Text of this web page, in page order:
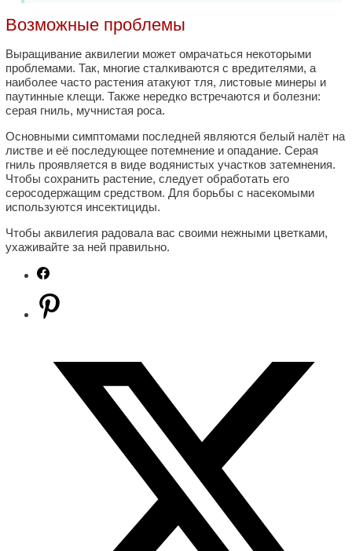
Возможные проблемы
Выращивание аквилегии может омрачаться некоторыми
проблемами. Так, многие сталкиваются с вредителями, а
наиболее часто растения атакуют тля, листовые минеры и
паутинные клещи. Также нередко встречаются и болезни:
серая гниль, мучнистая роса.
Основными симптомами последней являются белый налёт на
листве и её последующее потемнение и опадание. Серая
гниль проявляется в виде водянистых участков затемнения.
Чтобы сохранить растение, следует обработать его
серосодержащим средством. Для борьбы с насекомыми
используются инсектициды.
Чтобы аквилегия радовала вас своими нежными цветками,
ухаживайте за ней правильно.